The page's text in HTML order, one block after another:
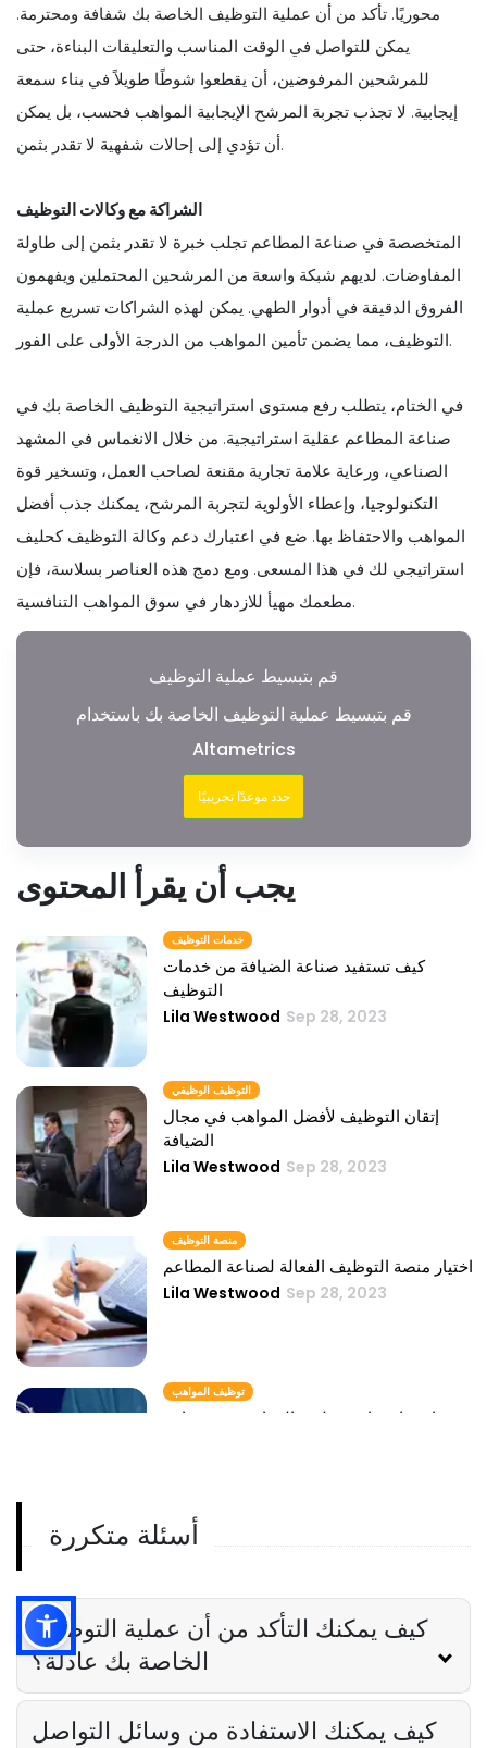
محوريًا. تأكد من أن عملية التوظيف الخاصة بك شفافة ومحترمة.
يمكن للتواصل في الوقت المناسب والتعليقات البناءة، حتى
للمرشحين المرفوضين، أن يقطعوا شوطًا طويلاً في بناء سمعة
إيجابية. لا تجذب تجربة المرشح الإيجابية المواهب فحسب، بل يمكن
أن تؤدي إلى إحالات شفهية لا تقدر بثمن.
الشراكة مع وكالات التوظيف
المتخصصة في صناعة المطاعم تجلب خبرة لا تقدر بثمن إلى طاولة
المفاوضات. لديهم شبكة واسعة من المرشحين المحتملين ويفهمون
الفروق الدقيقة في أدوار الطهي. يمكن لهذه الشراكات تسريع عملية
التوظيف، مما يضمن تأمين المواهب من الدرجة الأولى على الفور.
في الختام، يتطلب رفع مستوى استراتيجية التوظيف الخاصة بك في
صناعة المطاعم عقلية استراتيجية. من خلال الانغماس في المشهد
الصناعي، ورعاية علامة تجارية مقنعة لصاحب العمل، وتسخير قوة
التكنولوجيا، وإعطاء الأولوية لتجربة المرشح، يمكنك جذب أفضل
المواهب والاحتفاظ بها. ضع في اعتبارك دعم وكالة التوظيف كحليف
استراتيجي لك في هذا المسعى. ومع دمج هذه العناصر بسلاسة، فإن
مطعمك مهيأ للازدهار في سوق المواهب التنافسية.
قم بتبسيط عملية التوظيف
قم بتبسيط عملية التوظيف الخاصة بك باستخدام
Altametrics
حدد موعدًا تجريبيًا
يجب أن يقرأ المحتوى
خدمات التوظيف
كيف تستفيد صناعة الضيافة من خدمات
التوظيف
Lila Westwood Sep 28, 2023
التوظيف الوظيفي
إتقان التوظيف لأفضل المواهب في مجال
الضيافة
Lila Westwood Sep 28, 2023
منصة التوظيف
اختيار منصة التوظيف الفعالة لصناعة المطاعم
Lila Westwood Sep 28, 2023
توظيف المواهب
استراتيجيات توظيف المواهب في صناعة
وكالة التوظيف
Lila Westwood Sep 28, 2023
أسئلة متكررة
كيف يمكنك التأكد من أن عملية التوظيف
الخاصة بك عادلة؟
كيف يمكنك الاستفادة من وسائل التواصل